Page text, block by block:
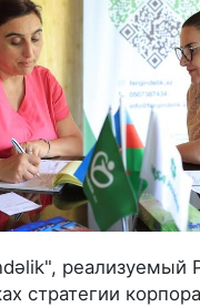
реализуемый
стратегии